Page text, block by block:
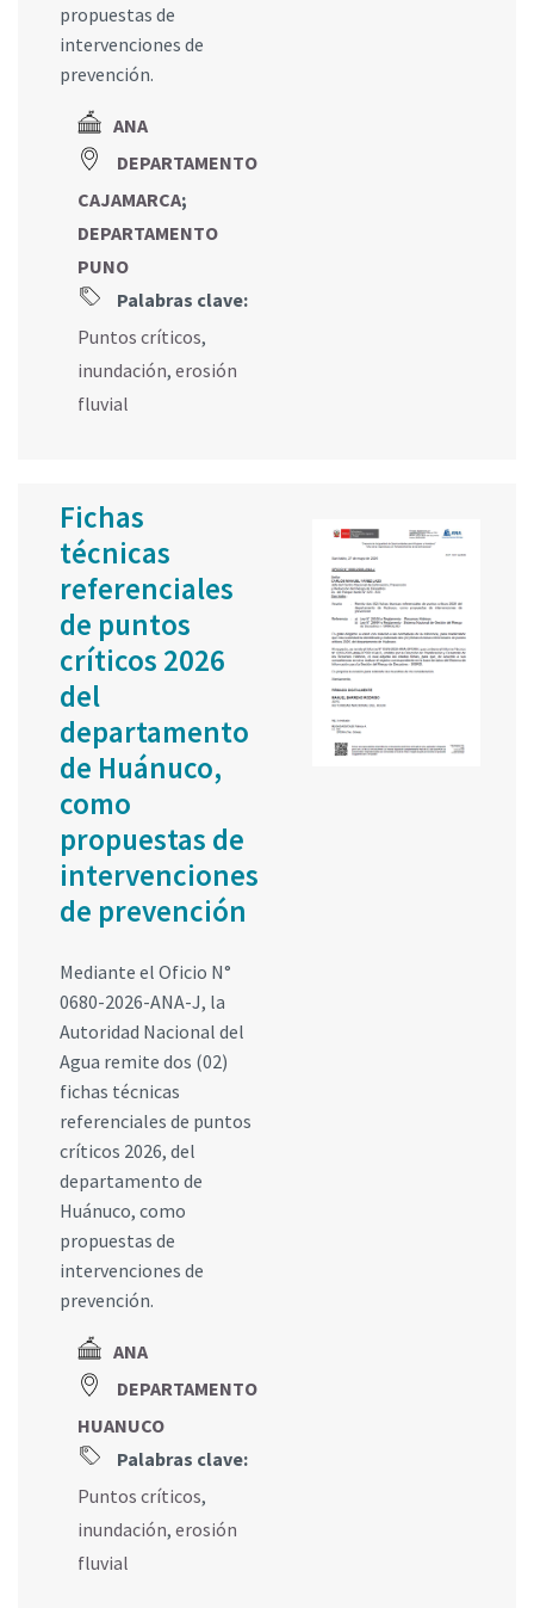
propuestas de
intervenciones de
prevención.
ANA
DEPARTAMENTO
CAJAMARCA;
DEPARTAMENTO
PUNO
Palabras clave:
Puntos críticos,
inundación, erosión
fluvial
Fichas
técnicas
referenciales
de puntos
críticos 2026
del
departamento
de Huánuco,
como
propuestas de
intervenciones
de prevención
Mediante el Oficio N°
0680-2026-ANA-J, la
Autoridad Nacional del
Agua remite dos (02)
fichas técnicas
referenciales de puntos
críticos 2026, del
departamento de
Huánuco, como
propuestas de
intervenciones de
prevención.
ANA
DEPARTAMENTO
HUANUCO
Palabras clave:
Puntos críticos,
inundación, erosión
fluvial